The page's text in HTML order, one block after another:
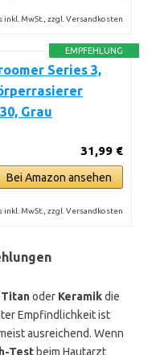
inkl. MwSt., zzgl. Versandkosten
EMPFEHLUNG
Series 3,
Grau
31,99 €
Bei Amazon ansehen
inkl. MwSt., zzgl. Versandkosten
Titanoder Keramikdie
Empfindlichkeit ist
ausreichend. Wenn
Test beim Hautarzt